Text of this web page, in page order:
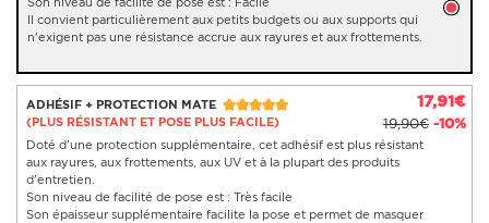
Il convient particulièrement aux petits budgets ou aux supports qui
n'exigent pas une résistance accrue aux rayures et aux frottements.
ADHÉSIF + PROTECTION MATE
(PLUS RÉSISTANT ET POSE PLUS FACILE)
17,91€
19,90€ -10%
Doté d'une protection supplémentaire, cet adhésif est plus résistant
aux rayures, aux frottements, aux UV et à la plupart des produits
d'entretien.
Son niveau de facilité de pose est : Très facile
Son épaisseur supplémentaire facilite la pose et permet de masquer